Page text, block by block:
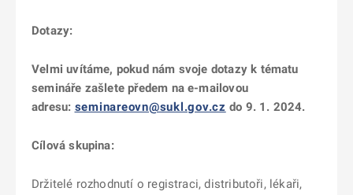
Dotazy:
Velmi uvítáme, pokud nám svoje dotazy k tématu
semináře zašlete předem na e-mailovou
adresu: seminareovn@sukl.gov.cz do 9. 1. 2024.
Cílová skupina:
Držitelé rozhodnutí o registraci, distributoři, lékaři,